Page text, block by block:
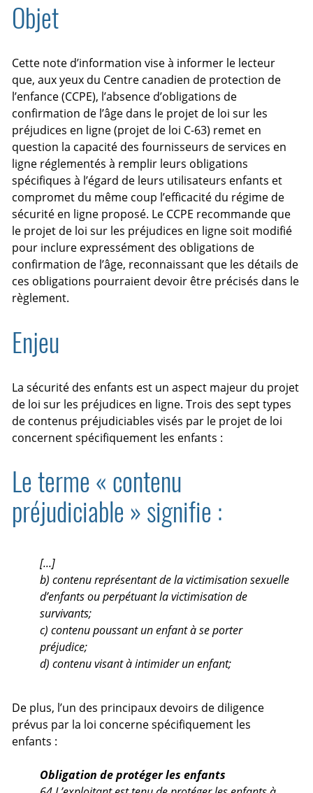
Objet
Cette note d’information vise à informer le lecteur
que, aux yeux du Centre canadien de protection de
l’enfance (CCPE), l’absence d’obligations de
confirmation de l’âge dans le projet de loi sur les
préjudices en ligne (projet de loi C-63) remet en
question la capacité des fournisseurs de services en
ligne réglementés à remplir leurs obligations
spécifiques à l’égard de leurs utilisateurs enfants et
compromet du même coup l’efficacité du régime de
sécurité en ligne proposé. Le CCPE recommande que
le projet de loi sur les préjudices en ligne soit modifié
pour inclure expressément des obligations de
confirmation de l’âge, reconnaissant que les détails de
ces obligations pourraient devoir être précisés dans le
règlement.
Enjeu
La sécurité des enfants est un aspect majeur du projet
de loi sur les préjudices en ligne. Trois des sept types
de contenus préjudiciables visés par le projet de loi
concernent spécifiquement les enfants :
Le terme « contenu
préjudiciable » signifie :
[...]
b) contenu représentant de la victimisation sexuelle
d’enfants ou perpétuant la victimisation de
survivants;
c) contenu poussant un enfant à se porter
préjudice;
d) contenu visant à intimider un enfant;
De plus, l’un des principaux devoirs de diligence
prévus par la loi concerne spécifiquement les
enfants :
Obligation de protéger les enfants